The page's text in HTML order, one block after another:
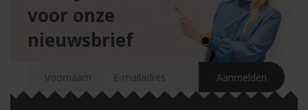
voor onze
nieuwsbrief